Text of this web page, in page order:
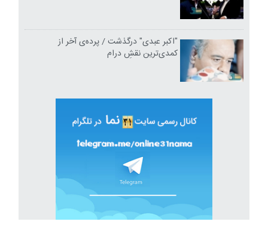
"اکبر عبدی" درگذشت / پرده‌ی آخر از
کمدی‌ترین نقشِ درام